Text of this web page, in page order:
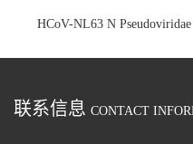
HCoV-NL63 N Pseudoviridae
联系信息 CONTACT